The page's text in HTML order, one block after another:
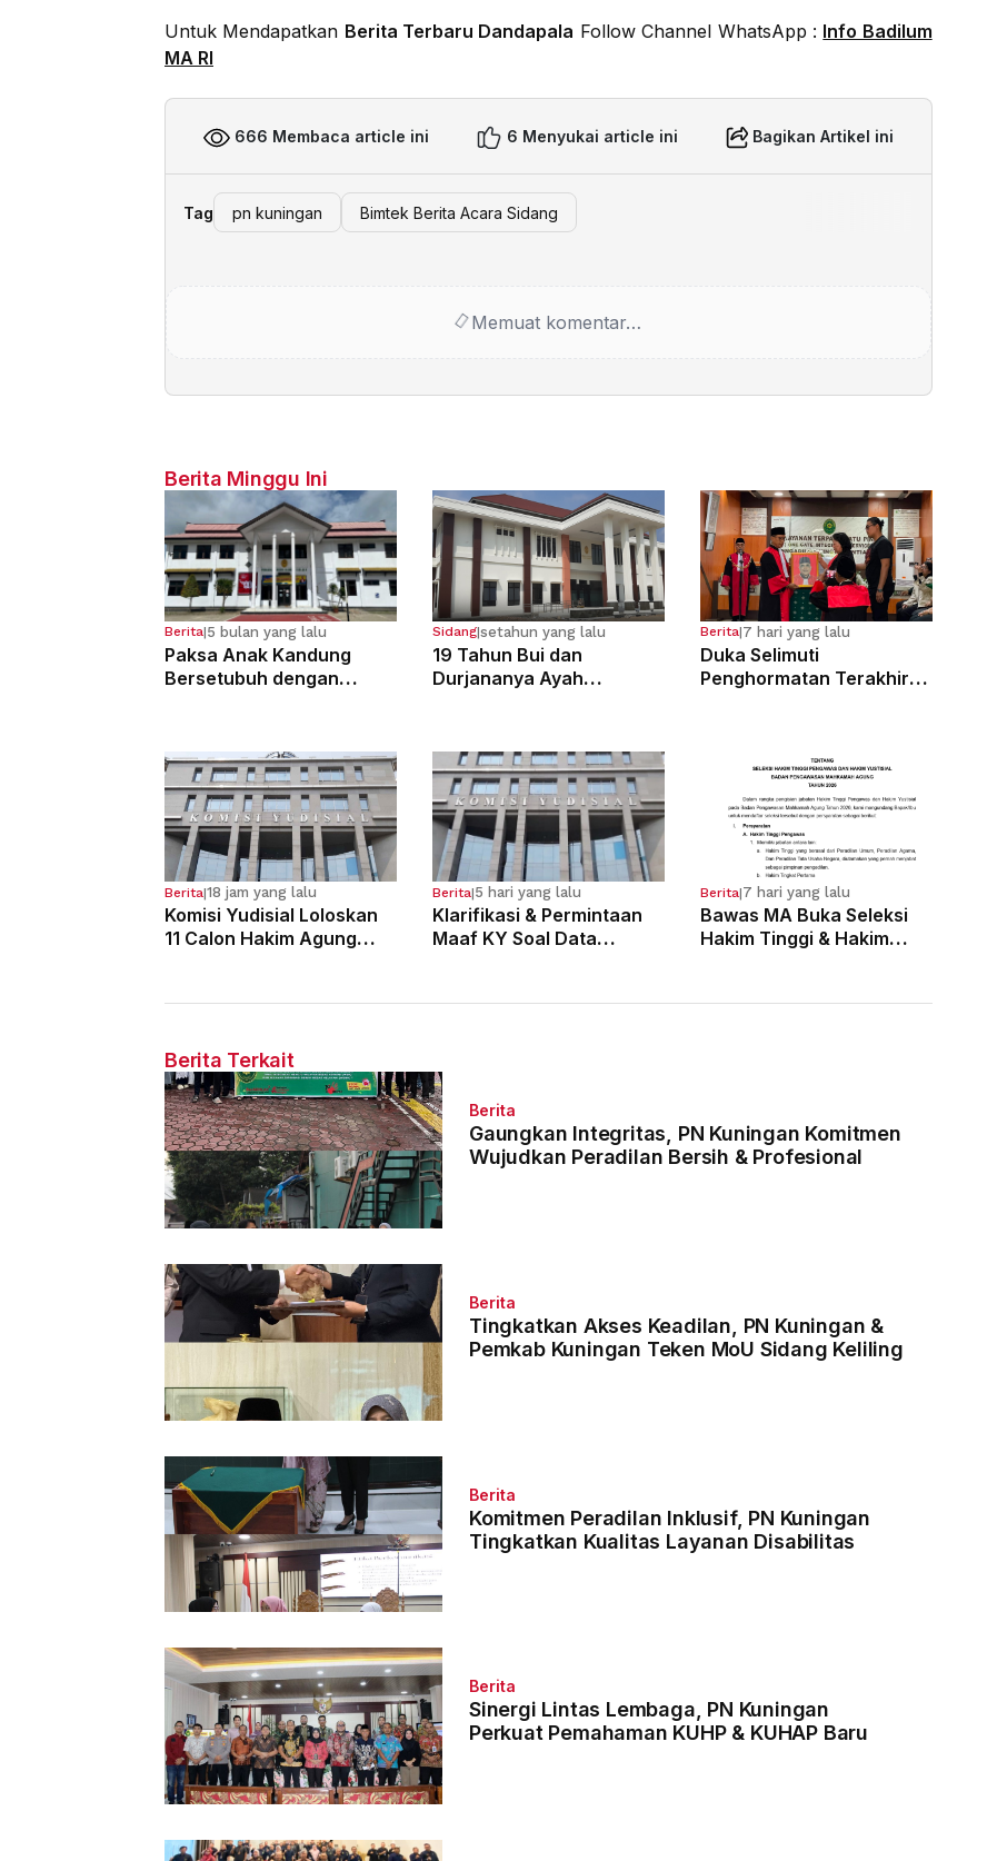
Untuk Mendapatkan Berita Terbaru Dandapala Follow Channel WhatsApp : Info Badilum
MA RI
666 Membaca article ini 6 Menyukai article ini Bagikan Artikel ini
Tag pn kuningan Bimtek Berita Acara Sidang
Memuat komentar…
Berita Minggu Ini
Berita|5 bulan yang lalu
Paksa Anak Kandung
Bersetubuh dengan
Sidang|setahun yang lalu
19 Tahun Bui dan
Durjananya Ayah
Berita|7 hari yang lalu
Duka Selimuti
Penghormatan Terakhir
Berita|18 jam yang lalu
Komisi Yudisial Loloskan
11 Calon Hakim Agung
Berita|5 hari yang lalu
Klarifikasi & Permintaan
Maaf KY Soal Data
Berita|7 hari yang lalu
Bawas MA Buka Seleksi
Hakim Tinggi & Hakim
Berita Terkait
Berita
Gaungkan Integritas, PN Kuningan Komitmen
Wujudkan Peradilan Bersih & Profesional
Berita
Tingkatkan Akses Keadilan, PN Kuningan &
Pemkab Kuningan Teken MoU Sidang Keliling
Berita
Komitmen Peradilan Inklusif, PN Kuningan
Tingkatkan Kualitas Layanan Disabilitas
Berita
Sinergi Lintas Lembaga, PN Kuningan
Perkuat Pemahaman KUHP & KUHAP Baru